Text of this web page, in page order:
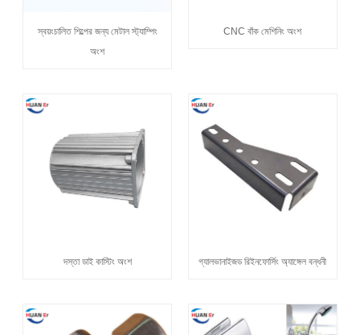
স্বয়ংচালিত শিল্পের জন্য মেটাল স্ট্যাম্পিং
অংশ
CNC বাঁক মেশিনিং অংশ
দস্তা ডাই কাস্টিং অংশ গ্যালভানাইজড রিইনফোর্সিং অ্যাঙ্গেল বন্ধনী